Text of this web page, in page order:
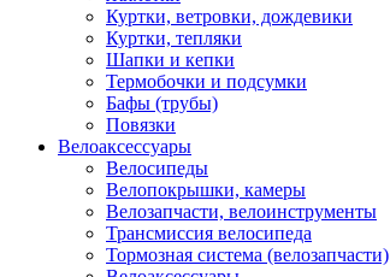
Куртки, ветровки, дождевики
Куртки, тепляки
Шапки и кепки
Термобочки и подсумки
Бафы (трубы)
Повязки
Велоаксессуары
Велосипеды
Велопокрышки, камеры
Велозапчасти, велоинструменты
Трансмиссия велосипеда
Тормозная система (велозапчасти)